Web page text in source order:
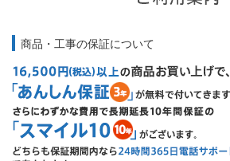
商品・工事の保証について